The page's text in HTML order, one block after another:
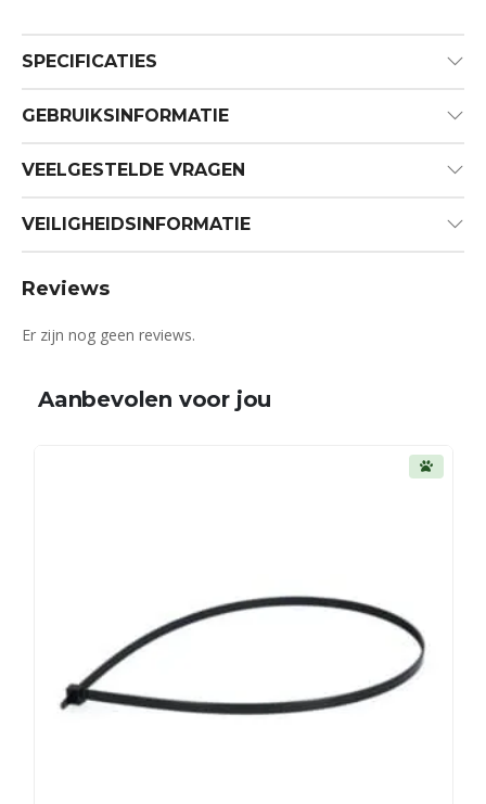
SPECIFICATIES
GEBRUIKSINFORMATIE
VEELGESTELDE VRAGEN
VEILIGHEIDSINFORMATIE
Reviews
Er zijn nog geen reviews.
Aanbevolen voor jou